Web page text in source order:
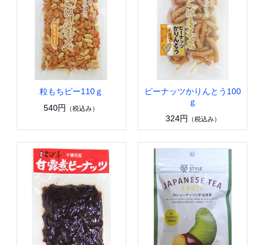
粒もちピー110ｇ
540円
（税込み）
ピーナッツかりんとう100
ｇ
324円
（税込み）